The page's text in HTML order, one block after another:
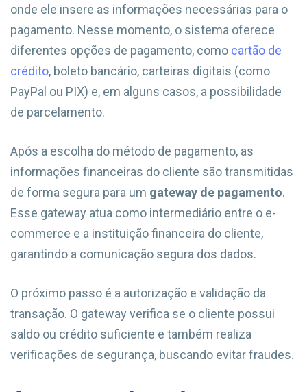
onde ele insere as informações necessárias para o
pagamento. Nesse momento, o sistema oferece
diferentes opções de pagamento, como cartão de
crédito, boleto bancário, carteiras digitais (como
PayPal ou PIX) e, em alguns casos, a possibilidade
de parcelamento.
Após a escolha do método de pagamento, as
informações financeiras do cliente são transmitidas
de forma segura para um gateway de pagamento.
Esse gateway atua como intermediário entre o e-
commerce e a instituição financeira do cliente,
garantindo a comunicação segura dos dados.
O próximo passo é a autorização e validação da
transação. O gateway verifica se o cliente possui
saldo ou crédito suficiente e também realiza
verificações de segurança, buscando evitar fraudes.